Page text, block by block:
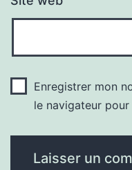
Enregistrer mon
le navigateur